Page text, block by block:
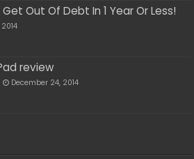
Out Of Debt In 1 Year Or Less!
review
December 24, 2014